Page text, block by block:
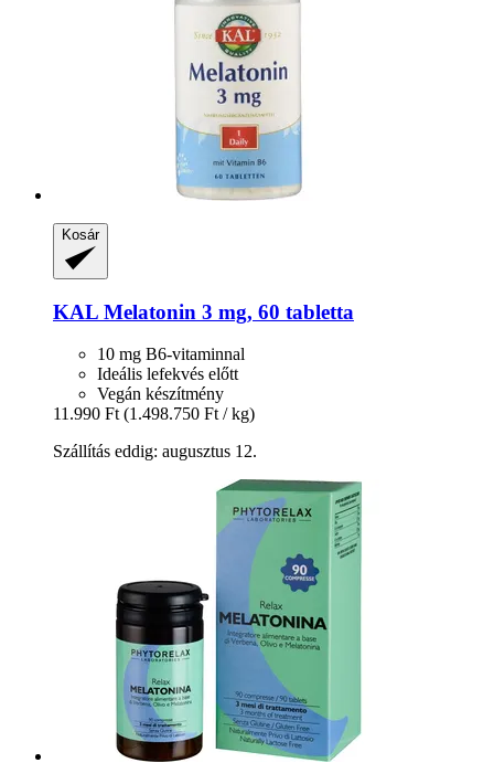
Kosár
KAL Melatonin 3 mg, 60 tabletta
10 mg B6-vitaminnal
Ideális lefekvés előtt
Vegán készítmény
11.990 Ft (1.498.750 Ft / kg)
Szállítás eddig: augusztus 12.